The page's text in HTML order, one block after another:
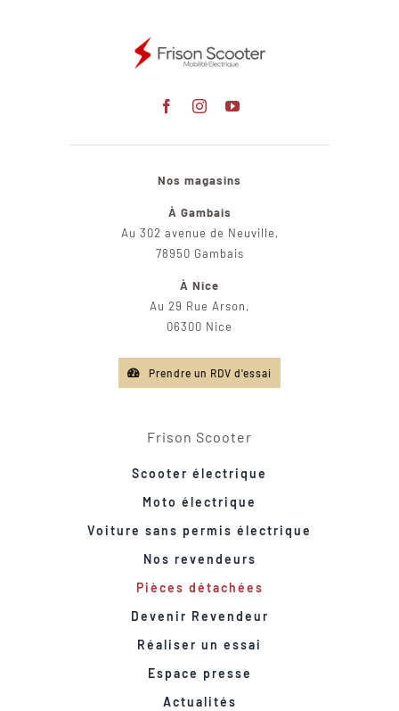
Nos magasins
À Gambais
Au 302 avenue de Neuville,
78950 Gambais
À Nice
Au 29 Rue Arson,
06300 Nice
Prendre un RDV d'essai
Frison Scooter
Scooter électrique
Moto électrique
Voiture sans permis électrique
Nos revendeurs
Pièces détachées
Devenir Revendeur
Réaliser un essai
Espace presse
Actualités